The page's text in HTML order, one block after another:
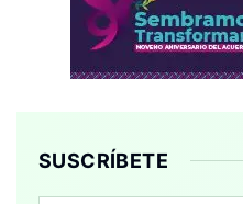
SUSCRÍBETE